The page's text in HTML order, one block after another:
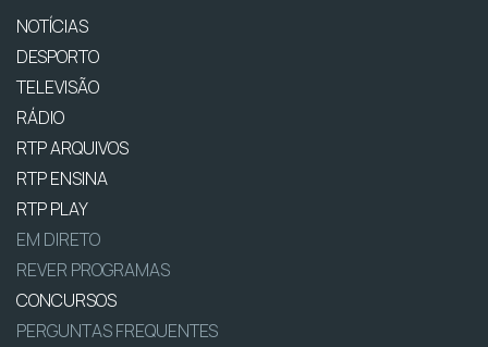
NOTÍCIAS
DESPORTO
TELEVISÃO
RÁDIO
RTP ARQUIVOS
RTP ENSINA
RTP PLAY
EM DIRETO
REVER PROGRAMAS
CONCURSOS
PERGUNTAS FREQUENTES